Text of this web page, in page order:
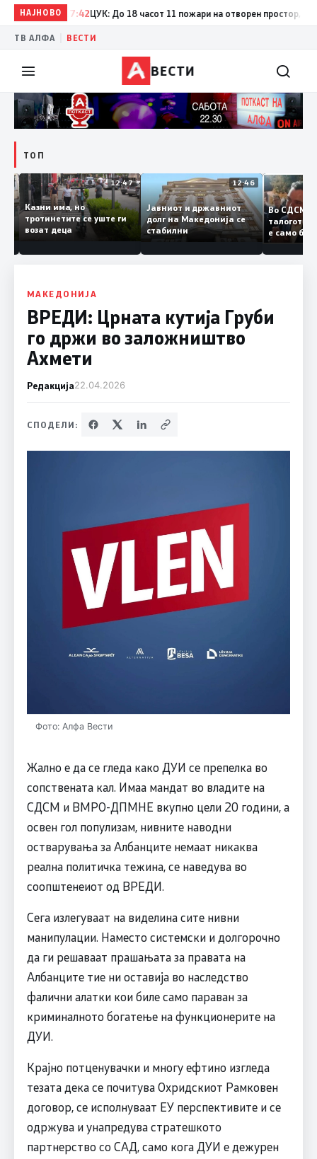
НАЈНОВО
17:42ЦУК: До 18 часот 11 пожари на отворен простор, од кои
ТВ АЛФА ВЕСТИ
ВЕСТИ
ТОП
12:50
и
12:47
Казни има, но
тротинетите се уште ги
возат деца
12:46
Јавниот и државниот
долг на Македонија се
стабилни
Во
е само
копија
Заев
МАКЕДОНИЈА
ВРЕДИ: Црната кутија Груби
го држи во заложништво
Ахмети
Редакција22.04.2026
СПОДЕЛИ:
Фото: Алфа Вести
Жално е да се гледа како ДУИ се препелка во
сопствената кал. Имаа мандат во владите на
СДСМ и ВМРО-ДПМНЕ вкупно цели 20 години, а
освен гол популизам, нивните наводни
остварувања за Албанците немаат никаква
реална политичка тежина, се наведува во
соопштенеиот од ВРЕДИ.
Сега излегуваат на виделина сите нивни
манипулации. Наместо системски и долгорочно
да ги решаваат прашањата за правата на
Албанците тие ни оставија во наследство
фалични алатки кои биле само параван за
криминалното богатење на функционерите на
ДУИ.
Крајно потценувачки и многу ефтино изгледа
тезата дека се почитува Охридскиот Рамковен
договор, се исполнуваат ЕУ перспективите и се
одржува и унапредува стратешкото
партнерство со САД, само кога ДУИ е дежурен